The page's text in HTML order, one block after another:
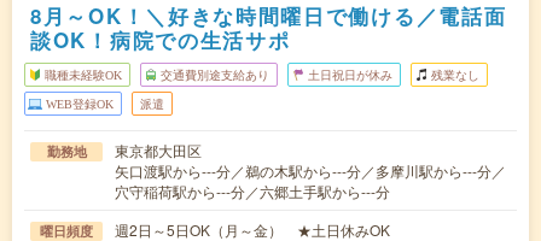
8月～OK！＼好きな時間曜日で働ける／電話面
談OK！病院での生活サポ
職種未経験OK 交通費別途支給あり 土日祝日が休み 残業なし
WEB登録OK 派遣
勤務地
東京都大田区
矢口渡駅から---分／鵜の木駅から---分／多摩川駅から---分／
穴守稲荷駅から---分／六郷土手駅から---分
曜日頻度 週2日～5日OK（月～金） ★土日休みOK